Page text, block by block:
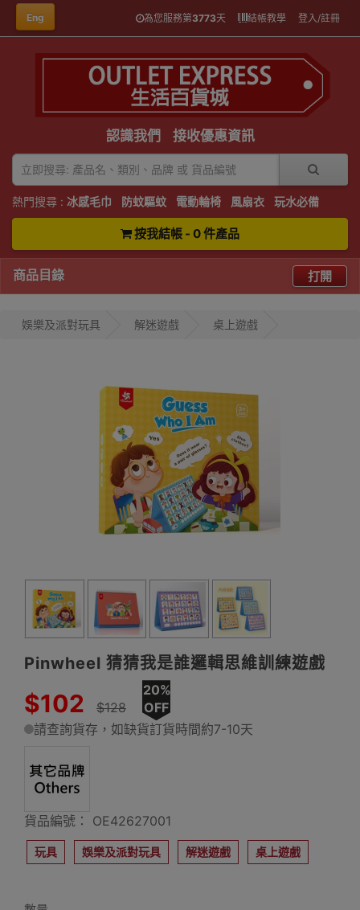
Eng 為您服務第3773天 結帳教學 登入/註冊
認識我們 接收優惠資訊
熱門搜尋 : 冰感毛巾 防蚊驅蚊 電動輪椅 風扇衣 玩水必備
按我結帳 - 0 件產品
商品目錄 打開
娛樂及派對玩具 解迷遊戲 桌上遊戲
Pinwheel 猜猜我是誰邏輯思維訓練遊戲
$102 $128
20%
OFF
請查詢貨存，如缺貨訂貨時間約7-10天
貨品編號： OE42627001
玩具 娛樂及派對玩具 解迷遊戲 桌上遊戲